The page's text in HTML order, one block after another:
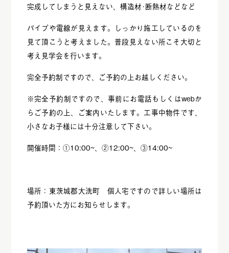
完成してしまうと見えない、構造材･断熱材などなど
パイプや電線が見えます。しっかり施工しているのを
見て頂こうと考えました。普段見えない所こそ大切と
考え見学会を行います。
完全予約制ですので、ご予約の上お越しください。
※完全予約制ですので、事前にお電話もしくはwebか
らご予約の上、ご案内いたします。工事中物件です、
小さなお子様には十分注意して下さい。
開催時間：①10:00~、②12:00~、③14:00~
場所：東茨城郡大洗町 個人宅ですので詳しい場所は
予約頂いた方にお知らせします。